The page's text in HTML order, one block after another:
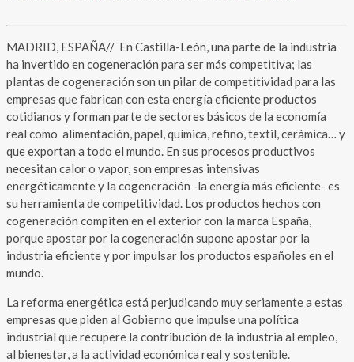
MADRID, ESPAÑA// En Castilla-León, una parte de la industria
ha invertido en cogeneración para ser más competitiva; las
plantas de cogeneración son un pilar de competitividad para las
empresas que fabrican con esta energía eficiente productos
cotidianos y forman parte de sectores básicos de la economía
real como alimentación, papel, química, refino, textil, cerámica… y
que exportan a todo el mundo. En sus procesos productivos
necesitan calor o vapor, son empresas intensivas
energéticamente y la cogeneración -la energía más eficiente- es
su herramienta de competitividad. Los productos hechos con
cogeneración compiten en el exterior con la marca España,
porque apostar por la cogeneración supone apostar por la
industria eficiente y por impulsar los productos españoles en el
mundo.
La reforma energética está perjudicando muy seriamente a estas
empresas que piden al Gobierno que impulse una política
industrial que recupere la contribución de la industria al empleo,
al bienestar, a la actividad económica real y sostenible.